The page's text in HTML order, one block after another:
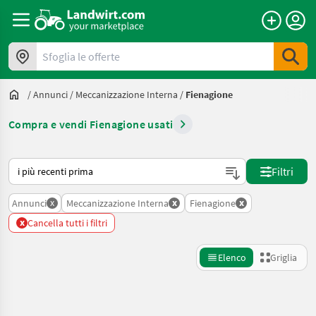
Sfoglia le offerte
/Annunci / Meccanizzazione Interna / Fienagione
Compra e vendi Fienagione usati
Ecco come viene ordinato su Landwirt.com
Filtri
Annunci x Meccanizzazione Interna x Fienagione x
x Cancella tutti i filtri
Elenco Griglia